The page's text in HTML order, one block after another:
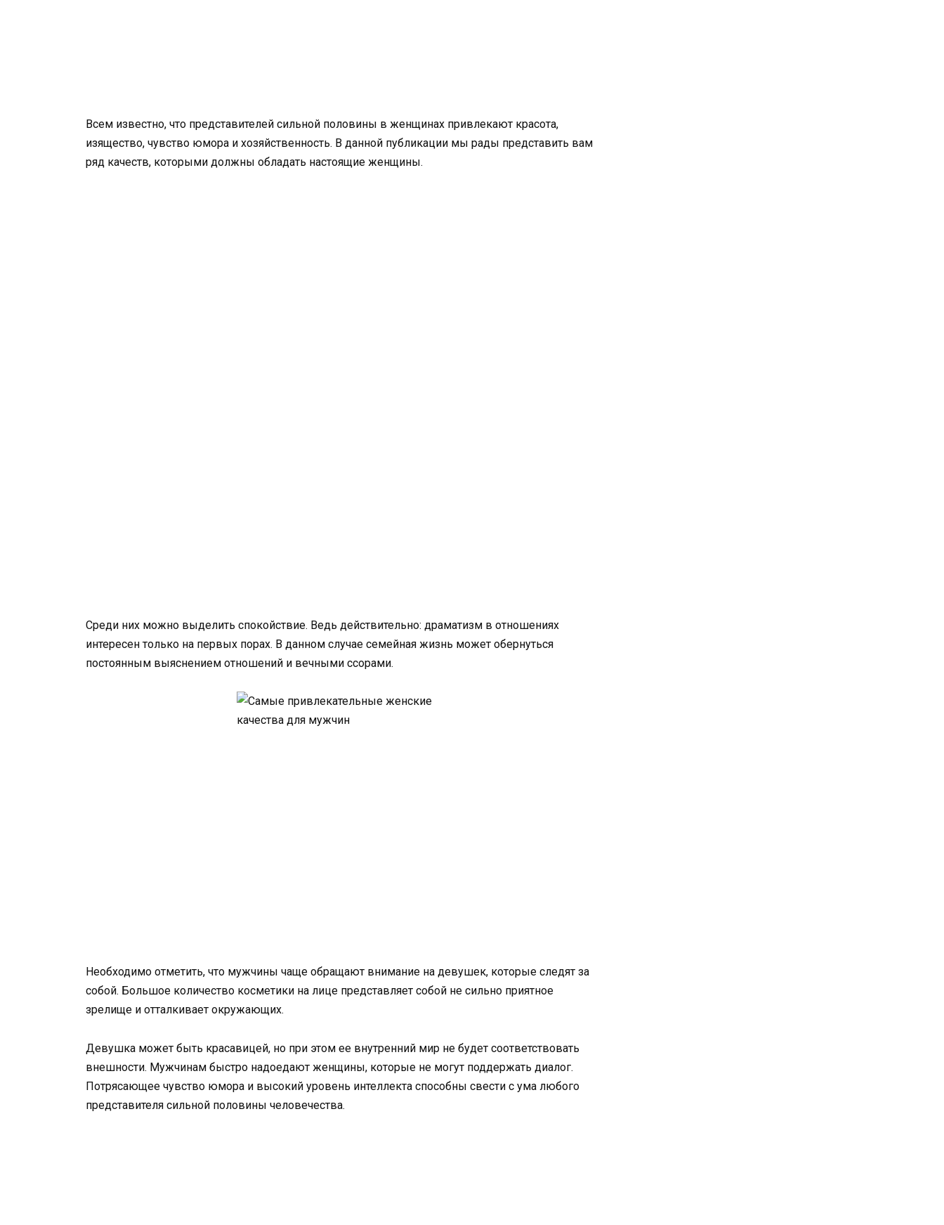
Всем известно, что представителей сильной половины в женщинах привлекают красота,
изящество, чувство юмора и хозяйственность. В данной публикации мы рады представить вам
ряд качеств, которыми должны обладать настоящие женщины.
Среди них можно выделить спокойствие. Ведь действительно: драматизм в отношениях
интересен только на первых порах. В данном случае семейная жизнь может обернуться
постоянным выяснением отношений и вечными ссорами.
Необходимо отметить, что мужчины чаще обращают внимание на девушек, которые следят за
собой. Большое количество косметики на лице представляет собой не сильно приятное
зрелище и отталкивает окружающих.
Девушка может быть красавицей, но при этом ее внутренний мир не будет соответствовать
внешности. Мужчинам быстро надоедают женщины, которые не могут поддержать диалог.
Потрясающее чувство юмора и высокий уровень интеллекта способны свести с ума любого
представителя сильной половины человечества.